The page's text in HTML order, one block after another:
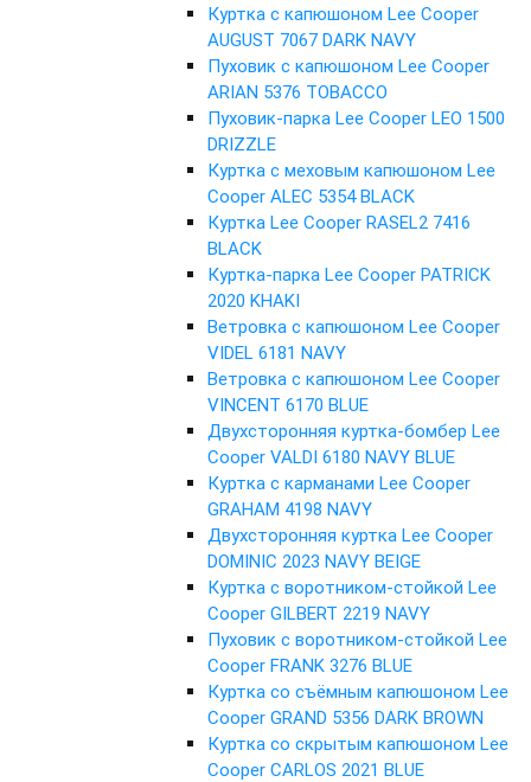
Куртка с капюшоном Lee Cooper
AUGUST 7067 DARK NAVY
Пуховик с капюшоном Lee Cooper
ARIAN 5376 TOBACCO
Пуховик-парка Lee Cooper LEO 1500
DRIZZLE
Куртка с меховым капюшоном Lee
Cooper ALEC 5354 BLACK
Куртка Lee Cooper RASEL2 7416
BLACK
Куртка-парка Lee Cooper PATRICK
2020 KHAKI
Ветровка с капюшоном Lee Cooper
VIDEL 6181 NAVY
Ветровка с капюшоном Lee Cooper
VINCENT 6170 BLUE
Двухсторонняя куртка-бомбер Lee
Cooper VALDI 6180 NAVY BLUE
Куртка с карманами Lee Cooper
GRAHAM 4198 NAVY
Двухсторонняя куртка Lee Cooper
DOMINIC 2023 NAVY BEIGE
Куртка с воротником-стойкой Lee
Cooper GILBERT 2219 NAVY
Пуховик с воротником-стойкой Lee
Cooper FRANK 3276 BLUE
Куртка со съёмным капюшоном Lee
Cooper GRAND 5356 DARK BROWN
Куртка со скрытым капюшоном Lee
Cooper CARLOS 2021 BLUE